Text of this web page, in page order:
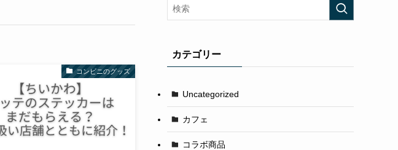
コンビニのグッズ
カテゴリー
Uncategorized
カフェ
コラボ商品